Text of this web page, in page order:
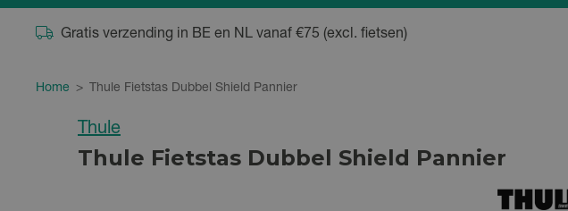
Gratis verzending in BE en NL vanaf €75 (excl. fietsen)
Home > Thule Fietstas Dubbel Shield Pannier
Thule
Thule Fietstas Dubbel Shield Pannier